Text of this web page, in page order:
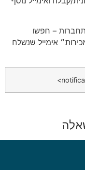
– חפשו
אימייל שנשלח
>